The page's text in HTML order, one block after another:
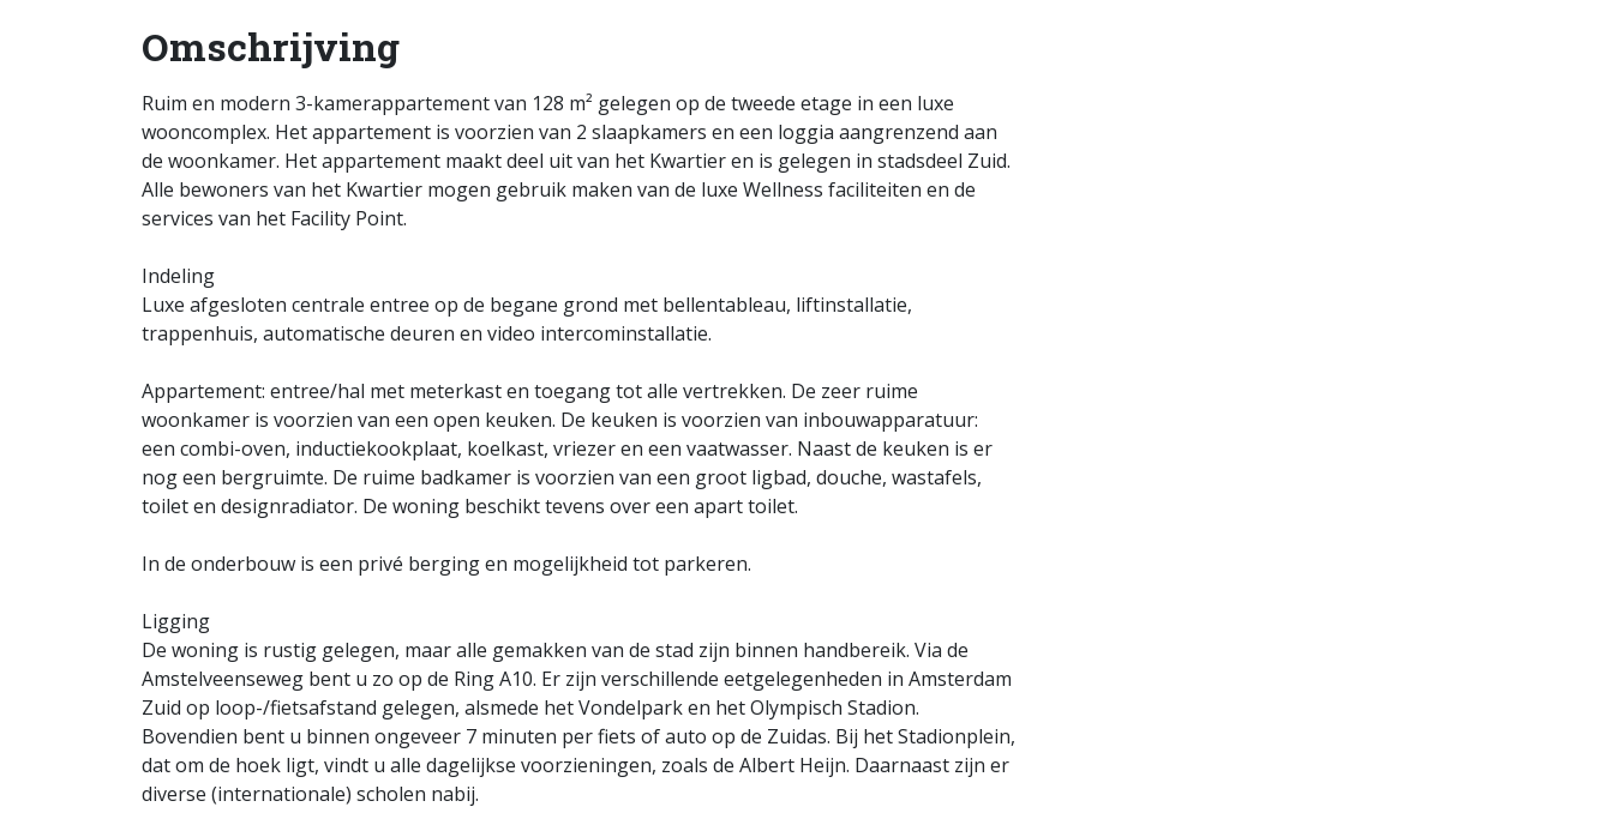
Omschrijving
Ruim en modern 3-kamerappartement van 128 m² gelegen op de tweede etage in een luxe
wooncomplex. Het appartement is voorzien van 2 slaapkamers en een loggia aangrenzend aan
de woonkamer. Het appartement maakt deel uit van het Kwartier en is gelegen in stadsdeel Zuid.
Alle bewoners van het Kwartier mogen gebruik maken van de luxe Wellness faciliteiten en de
services van het Facility Point.
Indeling
Luxe afgesloten centrale entree op de begane grond met bellentableau, liftinstallatie,
trappenhuis, automatische deuren en video intercominstallatie.
Appartement: entree/hal met meterkast en toegang tot alle vertrekken. De zeer ruime
woonkamer is voorzien van een open keuken. De keuken is voorzien van inbouwapparatuur:
een combi-oven, inductiekookplaat, koelkast, vriezer en een vaatwasser. Naast de keuken is er
nog een bergruimte. De ruime badkamer is voorzien van een groot ligbad, douche, wastafels,
toilet en designradiator. De woning beschikt tevens over een apart toilet.
In de onderbouw is een privé berging en mogelijkheid tot parkeren.
Ligging
De woning is rustig gelegen, maar alle gemakken van de stad zijn binnen handbereik. Via de
Amstelveenseweg bent u zo op de Ring A10. Er zijn verschillende eetgelegenheden in Amsterdam
Zuid op loop-/fietsafstand gelegen, alsmede het Vondelpark en het Olympisch Stadion.
Bovendien bent u binnen ongeveer 7 minuten per fiets of auto op de Zuidas. Bij het Stadionplein,
dat om de hoek ligt, vindt u alle dagelijkse voorzieningen, zoals de Albert Heijn. Daarnaast zijn er
diverse (internationale) scholen nabij.